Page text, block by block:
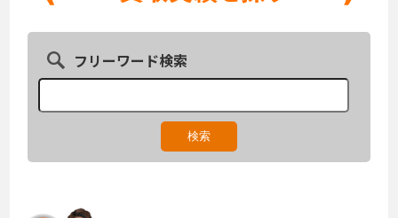
フリーワード検索